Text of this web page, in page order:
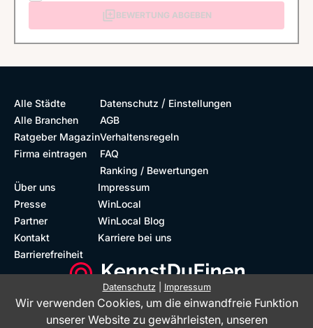
BEWERTUNG ABGEBEN
Alle Städte
Alle Branchen
Ratgeber Magazin
Firma eintragen
Datenschutz / Einstellungen
AGB
Verhaltensregeln
FAQ
Ranking / Bewertungen
Über uns
Presse
Partner
Kontakt
Barrierefreiheit
Impressum
WinLocal
WinLocal Blog
Karriere bei uns
Barrierefreie Website
Datenschutz| Impressum
Wir verwenden Cookies, um die einwandfreie Funktion
unserer Website zu gewährleisten, unseren